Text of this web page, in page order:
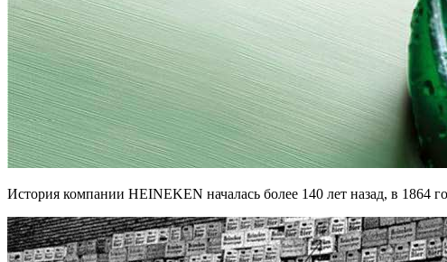
История компании HEINEKEN началась более 140 лет назад, в